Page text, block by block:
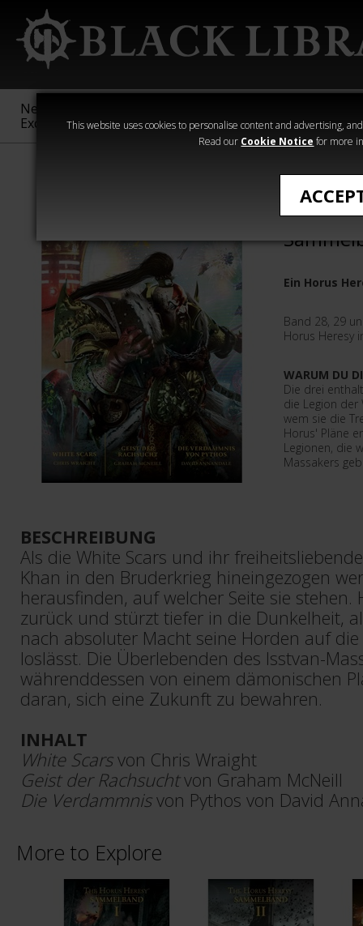
This website uses cookies to personalise content and advertising,
Read our Cookie Notice for more
New &
Exclusive
Sigmar
40,000
Heresy
The
Ein Horus
Band 28, 29
Horus Heresy
WARUM DU
Die drei
die Legion der
wem sie die
Horus' Pläne
Legionen, die
Massakers
BESCHREIBUNG
Als die White Scars und ihr
Khan in den Bruderkrieg hineingezogen
herausfinden, auf welcher Seite sie stehen.
zurück und stürzt tiefer in die Dunkelheit,
nach absoluter Macht seine Horden auf
loslässt. Die Überlebenden des Isstvan-
währenddessen von einem dämonischen
daran, sich eine Zukunft zu bewahren.
INHALT
White Scarsvon Chris Wraight
Geist der Rachsuchtvon Graham McNeill
Die Verdammnisvon Pythos von David
More to Explore